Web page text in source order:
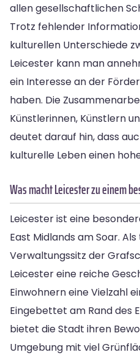
allen gesellschaftlichen
Trotz fehlender
kulturellen Unterschiede
Leicester kann man
ein Interesse an der
haben. Die
Künstlerinnen, Künstlern
deutet darauf hin, dass
kulturelle Leben einen
Was macht Leicester zu einem
Leicester ist eine
East Midlands am Soar.
Verwaltungssitz der
Leicester eine reiche
Einwohnern eine Vielzahl
Eingebettet am Rand des
bietet die Stadt ihren
Umgebung mit viel